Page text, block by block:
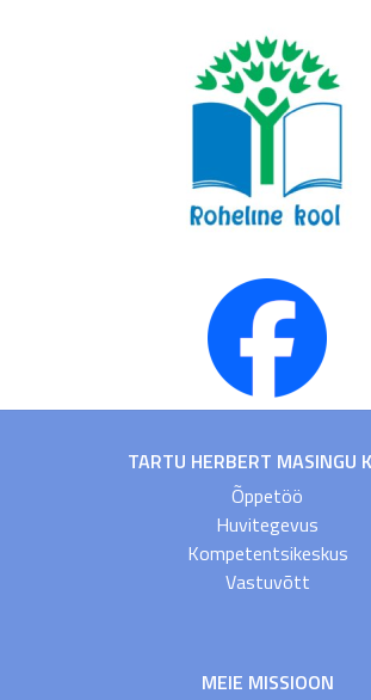
TARTU HERBERT MASINGU
Õppetöö
Huvitegevus
Kompetentsikeskus
Vastuvõtt
MEIE MISSIOON